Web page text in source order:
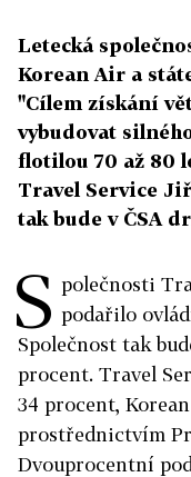
Letecká
Korean Air a
"Cílem získání
vybudovat
flotilou 70 až 80
Travel Service
tak bude v ČSA
S polečnosti
podařilo
Společnost tak
procent. Travel
34 procent,
prostřednictvím
Dvouprocentní